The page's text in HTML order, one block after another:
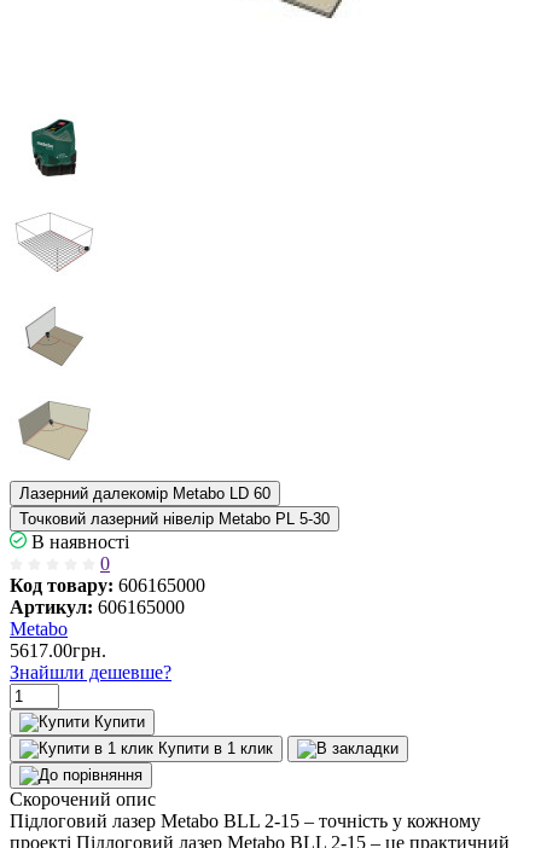
Лазерний далекомір Metabo LD 60
Точковий лазерний нівелір Metabo PL 5-30
В наявності
0
Код товару: 606165000
Артикул: 606165000
Metabo
5617.00грн.
Знайшли дешевше?
Купити
Купити в 1 клик
Скорочений опис
Підлоговий лазер Metabo BLL 2-15 – точність у кожному
проекті Підлоговий лазер Metabo BLL 2-15 – це практичний